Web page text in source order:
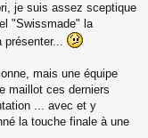
je suis assez sceptique
"Swissmade" la
présenter...
mais une équipe
maillot ces derniers
... avec et y
la touche finale à une